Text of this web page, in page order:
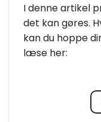
I denne artikel
det kan gøres.
kan du hoppe
læse her: